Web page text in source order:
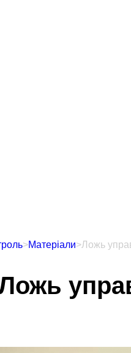
>Матеріали>Ложь